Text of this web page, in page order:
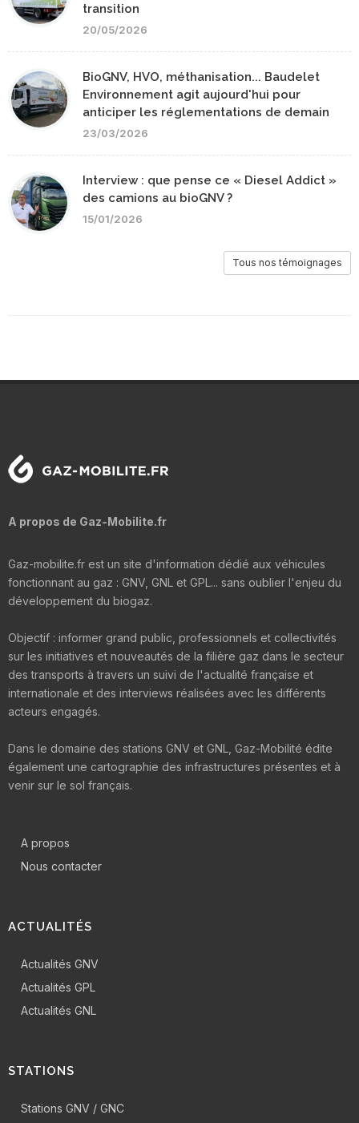
transition
20/05/2026
BioGNV, HVO, méthanisation... Baudelet
Environnement agit aujourd'hui pour
anticiper les réglementations de demain
23/03/2026
Interview : que pense ce « Diesel Addict »
des camions au bioGNV ?
15/01/2026
Tous nos témoignages
A propos de Gaz-Mobilite.fr
Gaz-mobilite.fr est un site d'information dédié aux véhicules
fonctionnant au gaz : GNV, GNL et GPL... sans oublier l'enjeu du
développement du biogaz.
Objectif : informer grand public, professionnels et collectivités
sur les initiatives et nouveautés de la filière gaz dans le secteur
des transports à travers un suivi de l'actualité française et
internationale et des interviews réalisées avec les différents
acteurs engagés.
Dans le domaine des stations GNV et GNL, Gaz-Mobilité édite
également une cartographie des infrastructures présentes et à
venir sur le sol français.
A propos
Nous contacter
ACTUALITÉS
Actualités GNV
Actualités GPL
Actualités GNL
STATIONS
Stations GNV / GNC